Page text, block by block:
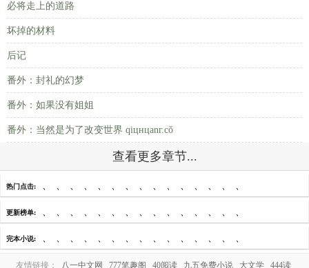
必将走上的道路
坏掉的材料
后记
番外：封礼的幻梦
番外：如果没有姐姐
番外：当然是为了改变世界 qiцнцanг.cǒ
查看更多章节...
热门点击: 、 、 、 、 、 、 、 、 、 、 、 、 、 、 、
更新榜单: 、 、 、 、 、 、 、 、 、 、 、 、 、 、 、
完本小说: 、 、 、 、 、 、 、 、 、 、 、 、 、 、 、
友情链接： 八一中文网 777笔趣阁 40阅读 九五免费小说 大文学 444读